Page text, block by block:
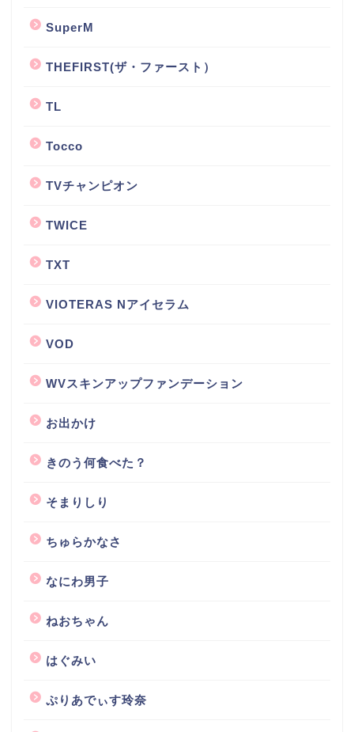
SuperM
THEFIRST(ザ・ファースト）
TL
Tocco
TVチャンピオン
TWICE
TXT
VIOTERAS Nアイセラム
VOD
WVスキンアップファンデーション
お出かけ
きのう何食べた？
そまりしり
ちゅらかなさ
なにわ男子
ねおちゃん
はぐみい
ぷりあでぃす玲奈